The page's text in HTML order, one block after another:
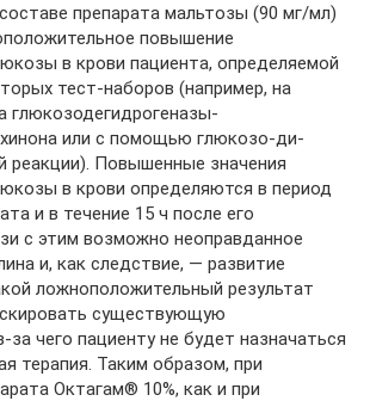
препарата мальтозы (90 мг/мл)
повышение
в крови пациента, определяемой
тест-наборов (например, на
глюкозодегидрогеназы-
или с помощью глюкозо-ди-
реакции). Повышенные значения
в крови определяются в период
и в течение 15 ч после его
с этим возможно неоправданное
и, как следствие, — развитие
ложноположительный результат
существующую
за чего пациенту не будет назначаться
терапия. Таким образом, при
Октагам® 10%, как и при